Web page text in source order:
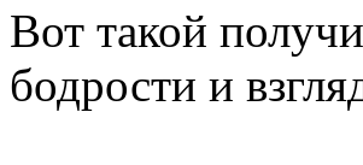
Вот такой
бодрости и